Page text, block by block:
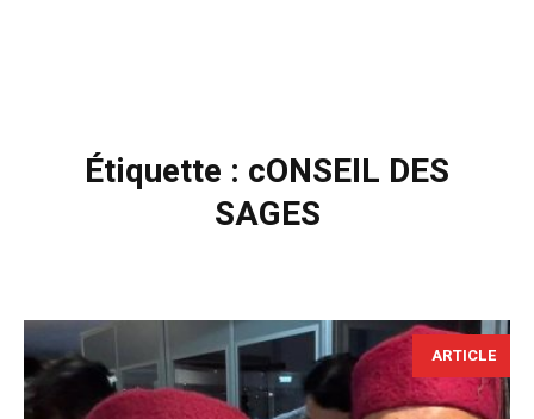
Étiquette : cONSEIL DES
SAGES
ARTICLE